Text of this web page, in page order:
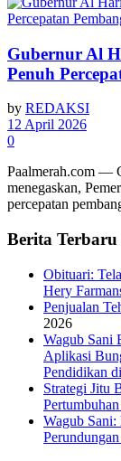
Gubernur Al
Penuh
by REDAKSI
12 April 2026
0
Paalmerah.com —
menegaskan,
percepatan
Berita Terbaru
Obituari:
Hery
Penjualan
2026
Wagub Sani
Aplikasi
Pendidikan
Strategi Jitu
Wagub